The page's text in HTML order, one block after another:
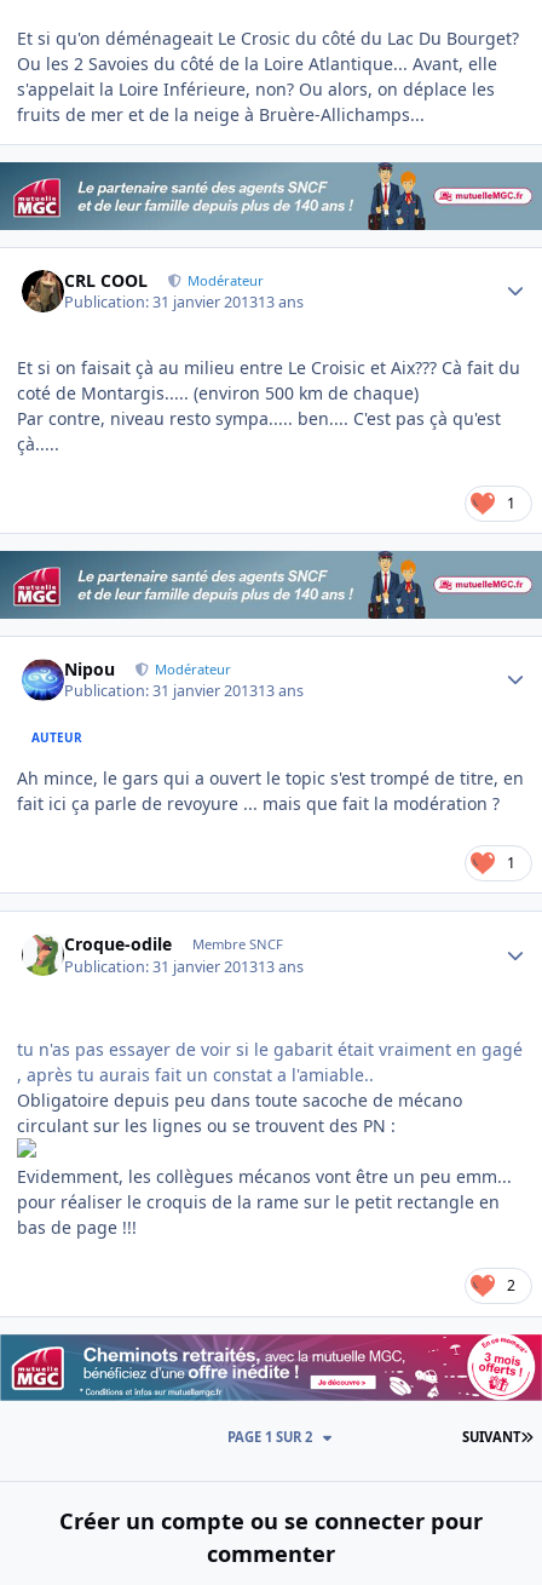
Et si qu'on déménageait Le Crosic du côté du Lac Du Bourget?
Ou les 2 Savoies du côté de la Loire Atlantique... Avant, elle
s'appelait la Loire Inférieure, non? Ou alors, on déplace les
fruits de mer et de la neige à Bruère-Allichamps...
CRL COOL Modérateur
Publication:31 janvier 201313 ans
Et si on faisait çà au milieu entre Le Croisic et Aix??? Cà fait du
coté de Montargis..... (environ 500 km de chaque)
Par contre, niveau resto sympa..... ben.... C'est pas çà qu'est
çà.....
1
Nipou Modérateur
Publication:31 janvier 201313 ans
AUTEUR
Ah mince, le gars qui a ouvert le topic s'est trompé de titre, en
fait ici ça parle de revoyure ... mais que fait la modération ?
1
Croque-odile Membre SNCF
Publication:31 janvier 201313 ans
tu n'as pas essayer de voir si le gabarit était vraiment en gagé
, après tu aurais fait un constat a l'amiable..
Obligatoire depuis peu dans toute sacoche de mécano
circulant sur les lignes ou se trouvent des PN :
Evidemment, les collègues mécanos vont être un peu emm...
pour réaliser le croquis de la rame sur le petit rectangle en
bas de page !!!
2
SUIVANT
PAGE 1 SUR 2
Créer un compte ou se connecter pour
commenter